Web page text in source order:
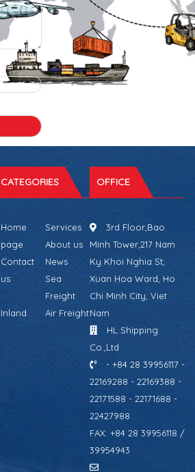
CATEGORIES
Home
page
Services
About us
Contact
us
News
Sea
Freight
Inland
Air Freight
OFFICE
3rd Floor,Bao
Minh Tower,217 Nam
Ky Khoi Nghia St,
Xuan Hoa Ward, Ho
Chi Minh City, Viet
Nam
HL Shipping
Co.,Ltd
- +84 28 39956117 -
22169288 - 22169388 -
22171588 - 22171688 -
22427988
FAX: +84 28 39956118 /
39954943